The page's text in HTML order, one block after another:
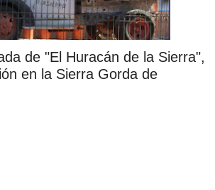
de "El Huracán de la Sierra",
en la Sierra Gorda de